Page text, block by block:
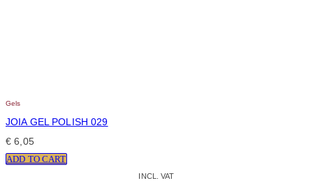
Gels
JOIA GEL POLISH 029
€ 6,05
ADD TO CART
INCL. VAT